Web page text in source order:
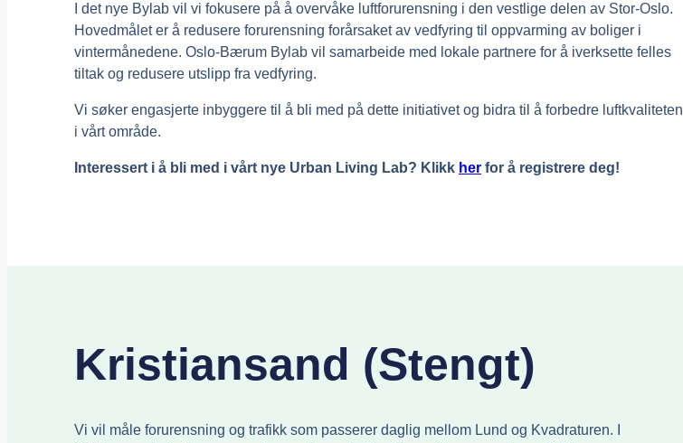
I det nye Bylab vil vi fokusere på å overvåke luftforurensning i den vestlige delen av Stor-Oslo.
Hovedmålet er å redusere forurensning forårsaket av vedfyring til oppvarming av boliger i
vintermånedene. Oslo-Bærum Bylab vil samarbeide med lokale partnere for å iverksette felles
tiltak og redusere utslipp fra vedfyring.
Vi søker engasjerte inbyggere til å bli med på dette initiativet og bidra til å forbedre luftkvaliteten
i vårt område.
Interessert i å bli med i vårt nye Urban Living Lab? Klikk her for å registrere deg!
Kristiansand (Stengt)
Vi vil måle forurensning og trafikk som passerer daglig mellom Lund og Kvadraturen. I